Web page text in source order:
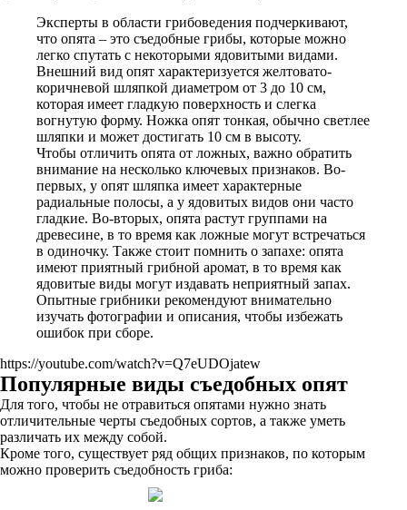
Эксперты в области грибоведения подчеркивают,
что опята – это съедобные грибы, которые можно
легко спутать с некоторыми ядовитыми видами.
Внешний вид опят характеризуется желтовато-
коричневой шляпкой диаметром от 3 до 10 см,
которая имеет гладкую поверхность и слегка
вогнутую форму. Ножка опят тонкая, обычно светлее
шляпки и может достигать 10 см в высоту.
Чтобы отличить опята от ложных, важно обратить
внимание на несколько ключевых признаков. Во-
первых, у опят шляпка имеет характерные
радиальные полосы, а у ядовитых видов они часто
гладкие. Во-вторых, опята растут группами на
древесине, в то время как ложные могут встречаться
в одиночку. Также стоит помнить о запахе: опята
имеют приятный грибной аромат, в то время как
ядовитые виды могут издавать неприятный запах.
Опытные грибники рекомендуют внимательно
изучать фотографии и описания, чтобы избежать
ошибок при сборе.
https://youtube.com/watch?v=Q7eUDOjatew
Популярные виды съедобных опят
Для того, чтобы не отравиться опятами нужно знать
отличительные черты съедобных сортов, а также уметь
различать их между собой.
Кроме того, существует ряд общих признаков, по которым
можно проверить съедобность гриба: